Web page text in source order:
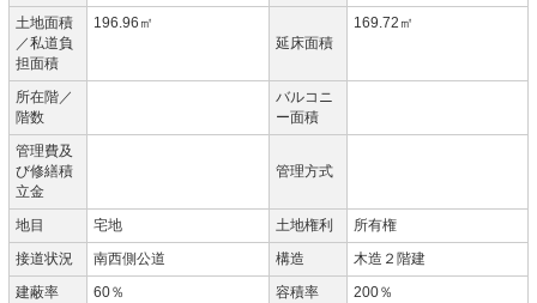
土地面積
／私道負
担面積
196.96㎡
延床面積
169.72㎡
所在階／
階数
バルコニ
ー面積
管理費及
び修繕積
立金
管理方式
地目 宅地 土地権利
所有権
接道状況
南西側公道 構造
木造２階建
建蔽率
60％ 容積率
200％